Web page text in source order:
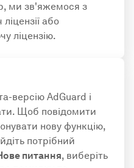
ми зв'яжемося з
або
ліцензію.
версію AdGuard і
Щоб повідомити
нову функцію,
потрібний
питання, виберіть